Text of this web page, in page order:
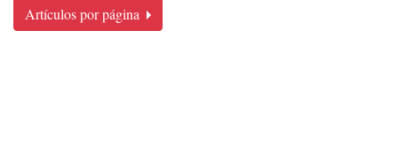
Artículos por página